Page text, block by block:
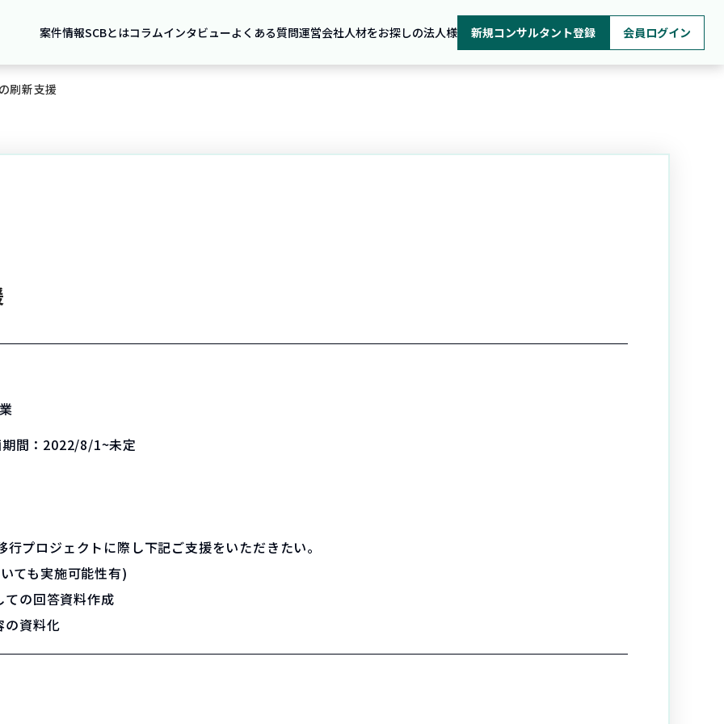
案件情報SCBとはコラムインタビューよくある質問運営会社人材をお探しの法人様 新規コンサルタント登録 会員ログイン
刷新支援
間： 2022/8/1~未定
プロジェクトに際し下記ご支援をいただきたい。
ても実施可能性有)
の回答資料作成
の資料化